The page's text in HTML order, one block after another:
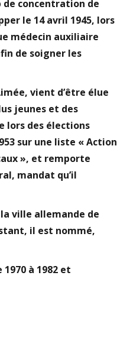
de concentration de
le 14 avril 1945, lors
médecin auxiliaire
de soigner les
vient d’être élue
jeunes et des
lors des élections
sur une liste « Action
», et remporte
mandat qu’il
ville allemande de
il est nommé,
à 1982 et